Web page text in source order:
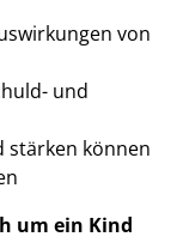
von
und
stärken können
um ein Kind